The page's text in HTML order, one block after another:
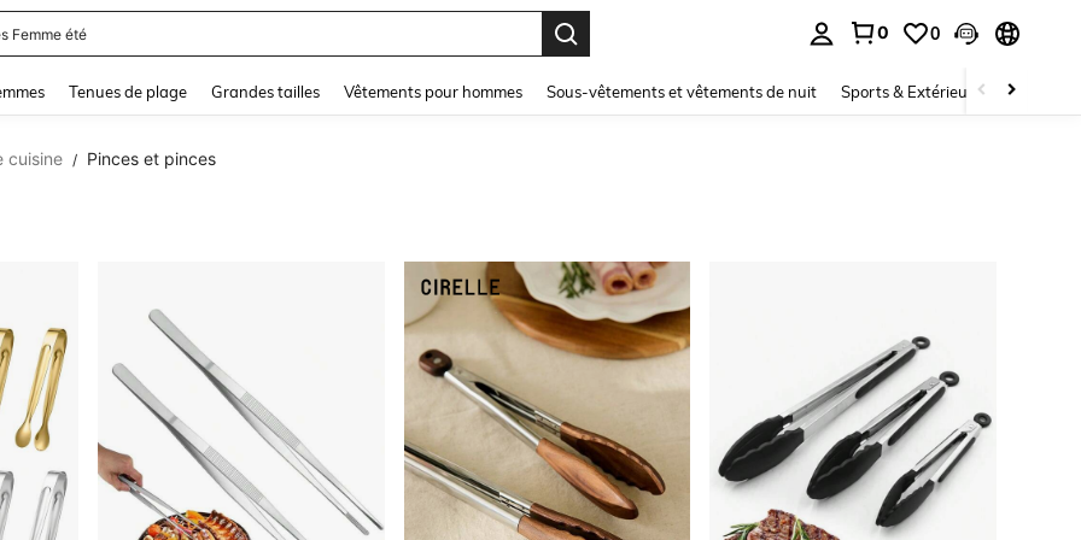
0 0
Tenues de plage Grandes tailles Vêtements pour hommes Sous-vêtements et vêtements de nuit Sports & Extérieur Enfants
cuisine / Pinces et pinces